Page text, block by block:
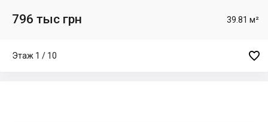
796 тыс грн 39.81 м²
Этаж 1 / 10 